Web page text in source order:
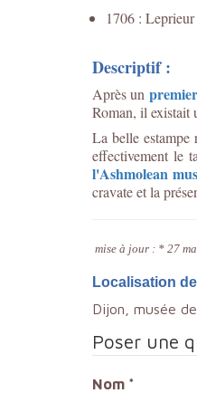
1706 :
Descriptif :
Après un
Roman, il existait
La belle estampe
effectivement le
l'Ashmolean
cravate et la
mise à jour : * 27
Localisation
Dijon, musée
Poser une
Nom *